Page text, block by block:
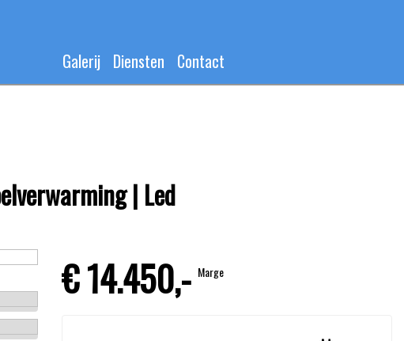
Galerij Diensten Contact
| Led
€ 14.450,- Marge